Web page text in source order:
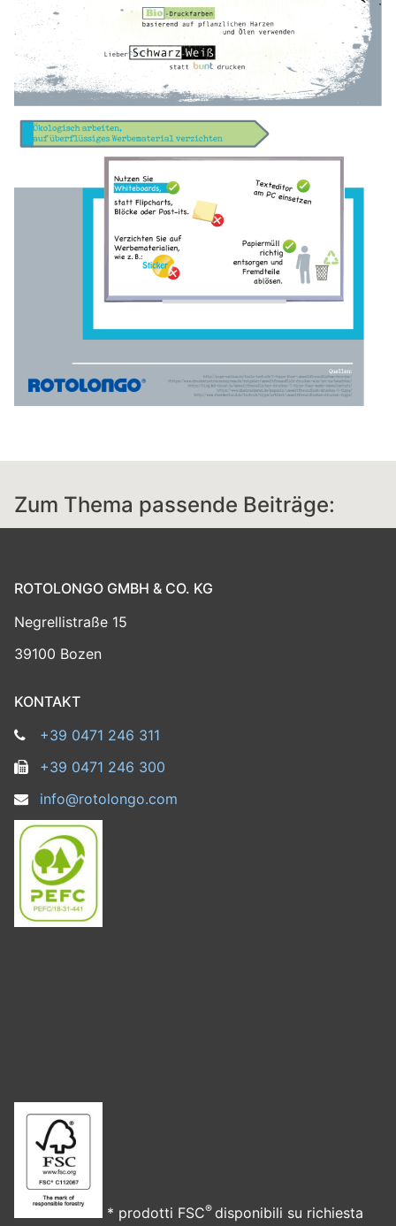
Zum Thema passende Beiträge:
ROTOLONGO GMBH & CO. KG
Negrellistraße 15
39100 Bozen
KONTAKT
+39 0471 246 311
+39 0471 246 300
info@rotolongo.com
* prodotti FSC® disponibili su richiesta